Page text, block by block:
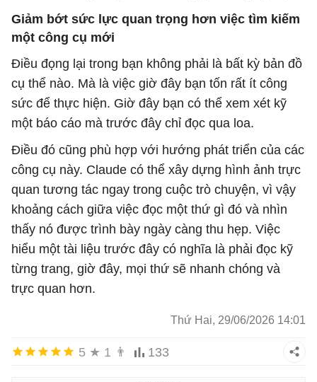
Giảm bớt sức lực quan trọng hơn việc tìm kiếm
một công cụ mới
Điều đọng lại trong bạn không phải là bất kỳ bản đồ
cụ thể nào. Mà là việc giờ đây bạn tốn rất ít công
sức để thực hiện. Giờ đây bạn có thể xem xét kỹ
một báo cáo mà trước đây chỉ đọc qua loa.
Điều đó cũng phù hợp với hướng phát triển của các
công cụ này. Claude có thể xây dựng hình ảnh trực
quan tương tác ngay trong cuộc trò chuyện, vì vậy
khoảng cách giữa việc đọc một thứ gì đó và nhìn
thấy nó được trình bày ngày càng thu hẹp. Việc
hiểu một tài liệu trước đây có nghĩa là phải đọc kỹ
từng trang, giờ đây, mọi thứ sẽ nhanh chóng và
trực quan hơn.
Thứ Hai, 29/06/2026 14:01
5 ★ 1 👨 133